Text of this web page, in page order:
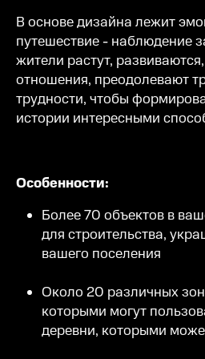
В основе дизайна лежит
путешествие - наблюдение
жители растут,
отношения, преодолевают
трудности, чтобы
истории интересными
Особенности:
Более 70 объектов в
для строительства,
вашего поселения
Около 20 различных
которыми могут
деревни, которыми